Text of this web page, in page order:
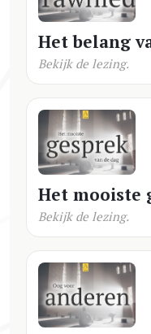
Het belang
Bekijk de lezing.
Het mooiste
Bekijk de lezing.